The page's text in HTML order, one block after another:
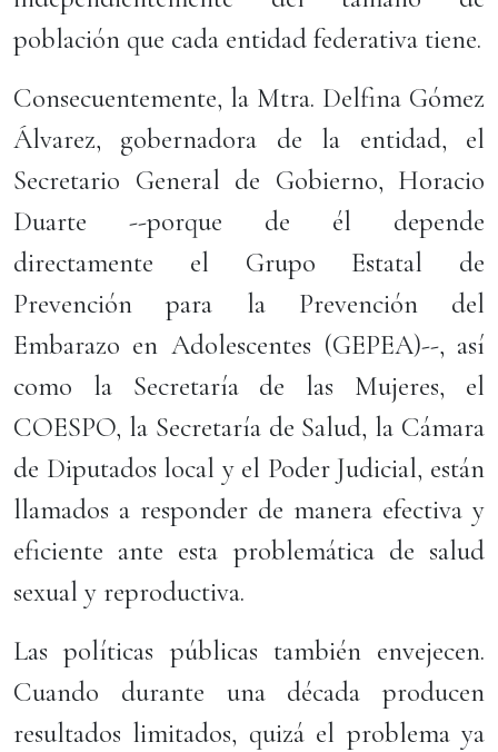
población que cada entidad federativa tiene.
Consecuentemente, la Mtra. Delfina Gómez
Álvarez, gobernadora de la entidad, el
Secretario General de Gobierno, Horacio
Duarte --porque de él depende
directamente el Grupo Estatal de
Prevención para la Prevención del
Embarazo en Adolescentes (GEPEA)--, así
como la Secretaría de las Mujeres, el
COESPO, la Secretaría de Salud, la Cámara
de Diputados local y el Poder Judicial, están
llamados a responder de manera efectiva y
eficiente ante esta problemática de salud
sexual y reproductiva.
Las políticas públicas también envejecen.
Cuando durante una década producen
resultados limitados, quizá el problema ya